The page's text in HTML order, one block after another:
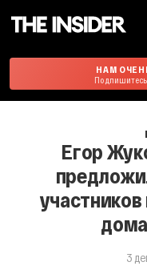
НАМ
Подпишитесь
Егор
3